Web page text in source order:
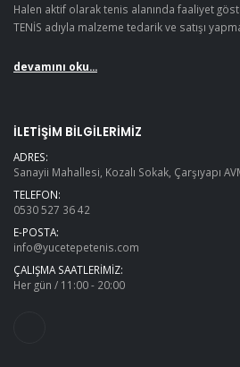
Halen aktif olarak tenis alanında faaliyet
TENİS adıyla malzeme tedarik ve satışı
devamını oku...
İLETIŞIM BILGILERIMIZ
ADRES:
Sanayii Mahallesi, Kozalı Sokak, Çarşıyapı
TELEFON:
0530 527 36 42
E-POSTA:
info@yucetepetenis.com
ÇALIŞMA SAATLERIMIZ:
Her gün / 11:00 - 20:00